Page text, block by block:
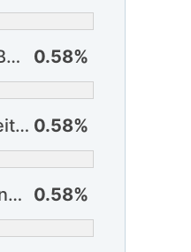
Gregore (Botafogo) 0.58%
Marlon Freitas (Botafogo) 0.58%
Lucas Evangelista (Bragantino) 0.58%